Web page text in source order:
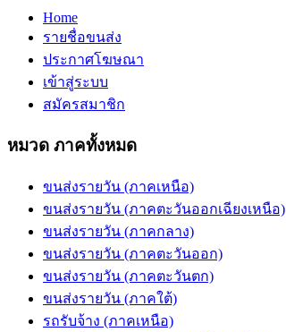
Home
รายชื่อขนส่ง
ประกาศโฆษณา
เข้าสู่ระบบ
สมัครสมาชิก
หมวด ภาคทั้งหมด
ขนส่งรายวัน (ภาคเหนือ)
ขนส่งรายวัน (ภาคตะวันออกเฉียงเหนือ)
ขนส่งรายวัน (ภาคกลาง)
ขนส่งรายวัน (ภาคตะวันออก)
ขนส่งรายวัน (ภาคตะวันตก)
ขนส่งรายวัน (ภาคใต้)
รถรับจ้าง (ภาคเหนือ)